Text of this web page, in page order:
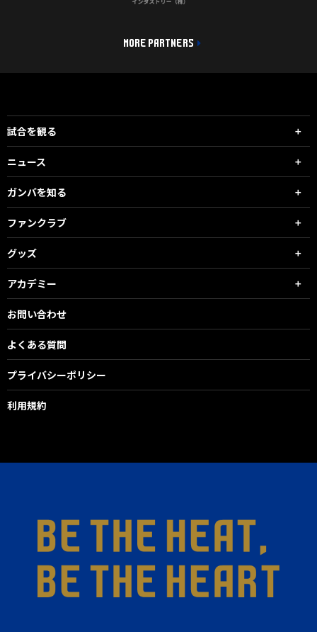
MORE PARTNERS
試合を観る
ニュース
ガンバを知る
ファンクラブ
グッズ
アカデミー
お問い合わせ
よくある質問
プライバシーポリシー
利用規約